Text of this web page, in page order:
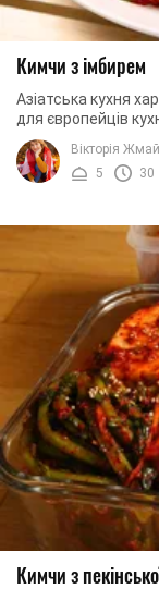
Кимчи з імбирем
Азіатська кухня
для європейців
закуска кимчи.
Вікторія
5
30
Кимчи з